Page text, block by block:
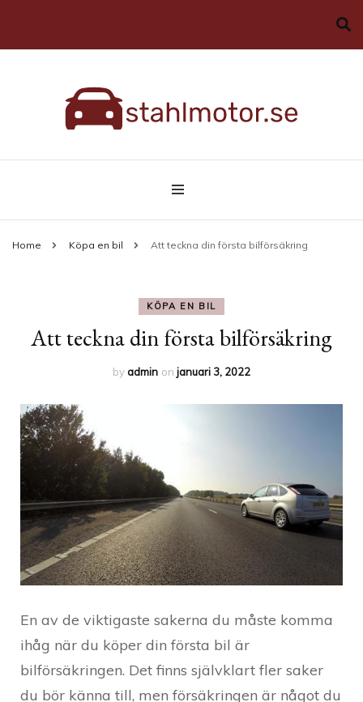
stahlmotor.se
Home Köpa en bil Att teckna din första bilförsäkring
KÖPA EN BIL
Att teckna din första bilförsäkring
byadmin on januari 3, 2022
En av de viktigaste sakerna du måste komma
ihåg när du köper din första bil är
bilförsäkringen. Det finns självklart fler saker
du bör känna till, men försäkringen är något du